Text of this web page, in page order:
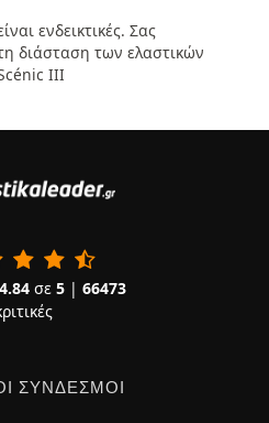
ενδεικτικές. Σας
διάσταση των ελαστικών
III
4.84σε 5| 66473
ΣΎΝΔΕΣΜΟΙ